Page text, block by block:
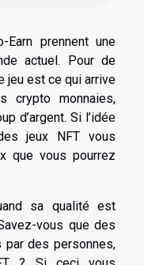
prennent une
actuel. Pour de
jeu est ce qui arrive
crypto monnaies,
d’argent. Si l’idée
jeux NFT vous
que vous pourrez
sa qualité est
vous que des
des personnes,